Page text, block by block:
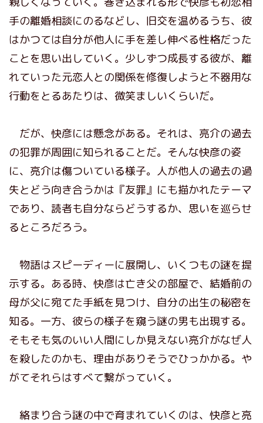
手の離婚相談にのるなどし、旧交を温めるうち、彼
はかつては自分が他人に手を差し伸べる性格だった
ことを思い出していく。少しずつ成長する彼が、離
れていった元恋人との関係を修復しようと不器用な
行動をとるあたりは、微笑ましいくらいだ。
だが、快彦には懸念がある。それは、亮介の過去
の犯罪が周囲に知られることだ。そんな快彦の姿
に、亮介は傷ついている様子。人が他人の過去の過
失とどう向き合うかは『友罪』にも描かれたテーマ
であり、読者も自分ならどうするか、思いを巡らせ
るところだろう。
物語はスピーディーに展開し、いくつもの謎を提
示する。ある時、快彦は亡き父の部屋で、結婚前の
母が父に宛てた手紙を見つけ、自分の出生の秘密を
知る。一方、彼らの様子を窺う謎の男も出現する。
そもそも気のいい人間にしか見えない亮介がなぜ人
を殺したのかも、理由がありそうでひっかかる。や
がてそれらはすべて繋がっていく。
絡まり合う謎の中で育まれていくのは、快彦と亮